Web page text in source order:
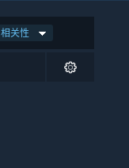
相关性